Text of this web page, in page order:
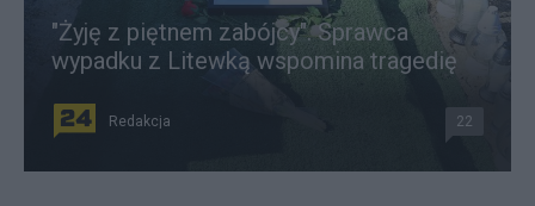
"Żyję z piętnem zabójcy". Sprawca
wypadku z Litewką wspomina tragedię
Redakcja 22